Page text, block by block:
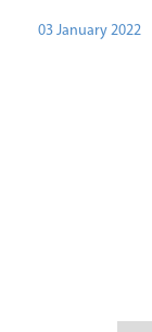
03 January 2022